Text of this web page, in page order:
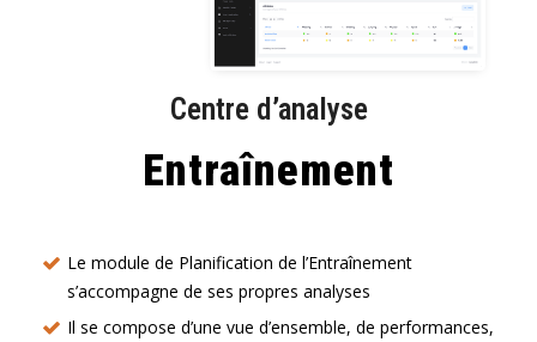
Centre d’analyse
Entraînement
Le module de Planification de l’Entraînement
s’accompagne de ses propres analyses
Il se compose d’une vue d’ensemble, de performances,